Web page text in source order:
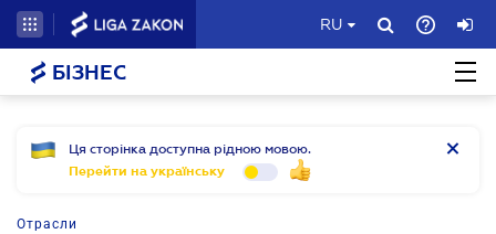
RU
БІЗНЕС
Ця сторінка доступна рідною мовою.
Перейти на українську
Отрасли